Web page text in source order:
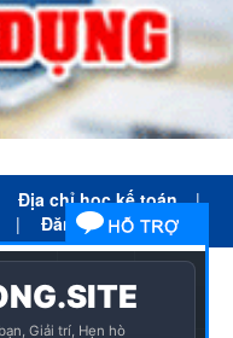
Địa chỉ học kế toán
|
| Đăng ký học
giá rẻ